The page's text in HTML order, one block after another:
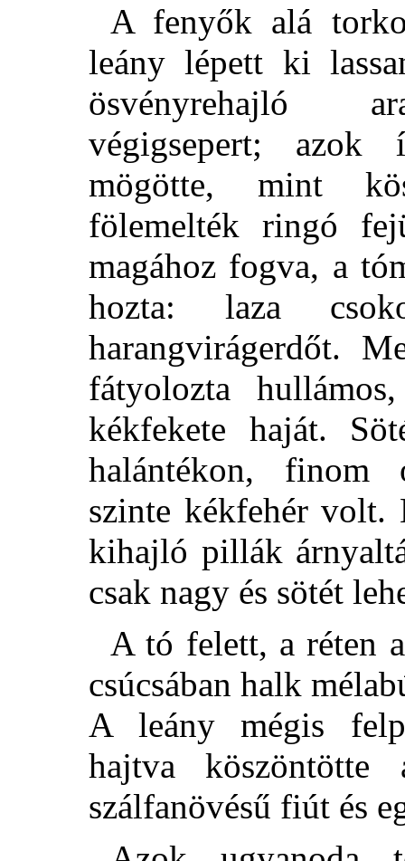
A fenyők alá
leány lépett ki
ösvényrehajló
végigsepert;
mögötte, mint
fölemelték ringó
magához fogva, a
hozta: laza
harangvirágerdőt.
fátyolozta
kékfekete haját.
halántékon, finom
szinte kékfehér volt.
kihajló pillák
csak nagy és sötét
A tó felett, a réten
csúcsában halk
A leány mégis
hajtva
szálfanövésű fiút és